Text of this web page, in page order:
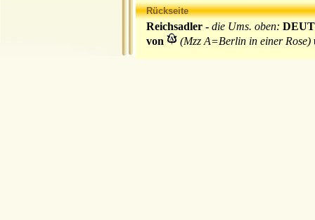
Rückseite
Reichsadler - die Ums. oben:
von
(Mzz A=Berlin in einer Rose)